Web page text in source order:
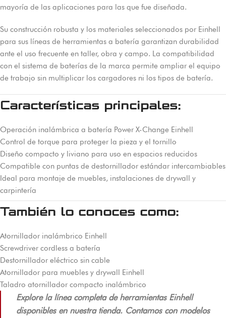
mayoría de las aplicaciones para las que fue diseñada.
Su construcción robusta y los materiales seleccionados por Einhell
para sus líneas de herramientas a batería garantizan durabilidad
ante el uso frecuente en taller, obra y campo. La compatibilidad
con el sistema de baterías de la marca permite ampliar el equipo
de trabajo sin multiplicar los cargadores ni los tipos de batería.
Características principales:
Operación inalámbrica a batería Power X-Change Einhell
Control de torque para proteger la pieza y el tornillo
Diseño compacto y liviano para uso en espacios reducidos
Compatible con puntas de destornillador estándar intercambiables
Ideal para montaje de muebles, instalaciones de drywall y
carpintería
También lo conoces como:
Atornillador inalámbrico Einhell
Screwdriver cordless a batería
Destornillador eléctrico sin cable
Atornillador para muebles y drywall Einhell
Taladro atornillador compacto inalámbrico
Explore la línea completa de herramientas Einhell
disponibles en nuestra tienda. Contamos con modelos